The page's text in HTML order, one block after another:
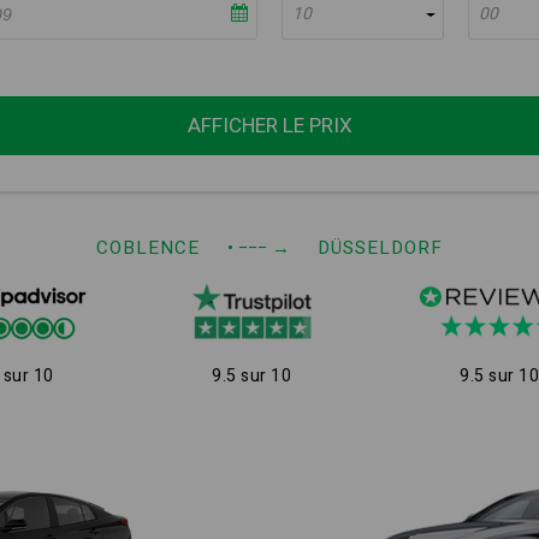
10 00
AFFICHER LE PRIX
COBLENCE • −−− → DÜSSELDORF
10 9.5 sur 10 9.5 sur 10